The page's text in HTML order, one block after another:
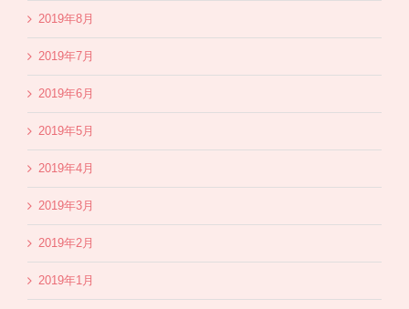
2019年8月
2019年7月
2019年6月
2019年5月
2019年4月
2019年3月
2019年2月
2019年1月